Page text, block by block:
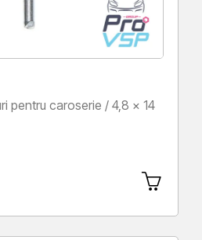
pentru caroserie / 4,8 x 14